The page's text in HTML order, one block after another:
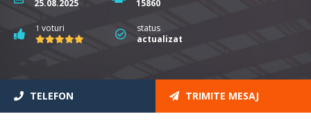
25.08.2025
15860
1 voturi
status
actualizat
TELEFON TRIMITE MESAJ